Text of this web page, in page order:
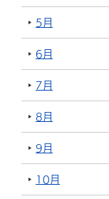
5月
6月
7月
8月
9月
10月